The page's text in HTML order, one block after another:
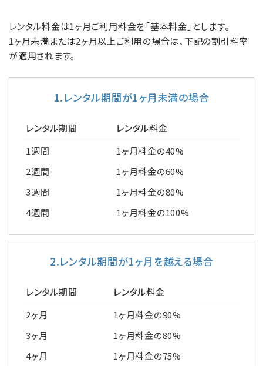
レンタル料金は1ヶ月ご利用料金を「基本料金」とします。
1ヶ月未満または2ヶ月以上ご利用の場合は、下記の割引料率
が適用されます。
1.レンタル期間が1ヶ月未満の場合
レンタル期間
レンタル料金
1週間
1ヶ月料金の40%
2週間
1ヶ月料金の60%
3週間
1ヶ月料金の80%
4週間
1ヶ月料金の100%
2.レンタル期間が1ヶ月を越える場合
レンタル期間
レンタル料金
2ヶ月
1ヶ月料金の90%
3ヶ月
1ヶ月料金の80%
4ヶ月
1ヶ月料金の75%